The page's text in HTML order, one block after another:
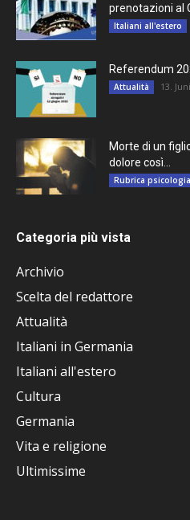
prenotazioni al
Italiani all'estero
Referendum
Attualità 13.
Morte di un
dolore così...
Rubrica psicologia
Categoria più vista
Archivio
Scelta del redattore
Attualità
Italiani in Germania
Italiani all'estero
Cultura
Germania
Vita e religione
Ultimissime